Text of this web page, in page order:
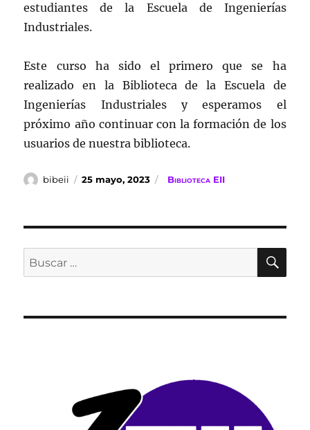
estudiantes de la Escuela de Ingenierías
Industriales.
Este curso ha sido el primero que se ha
realizado en la Biblioteca de la Escuela de
Ingenierías Industriales y esperamos el
próximo año continuar con la formación de los
usuarios de nuestra biblioteca.
Autor
bibeii
Publicado
25 mayo, 2023 Categorías
Biblioteca EII
Buscar
por: